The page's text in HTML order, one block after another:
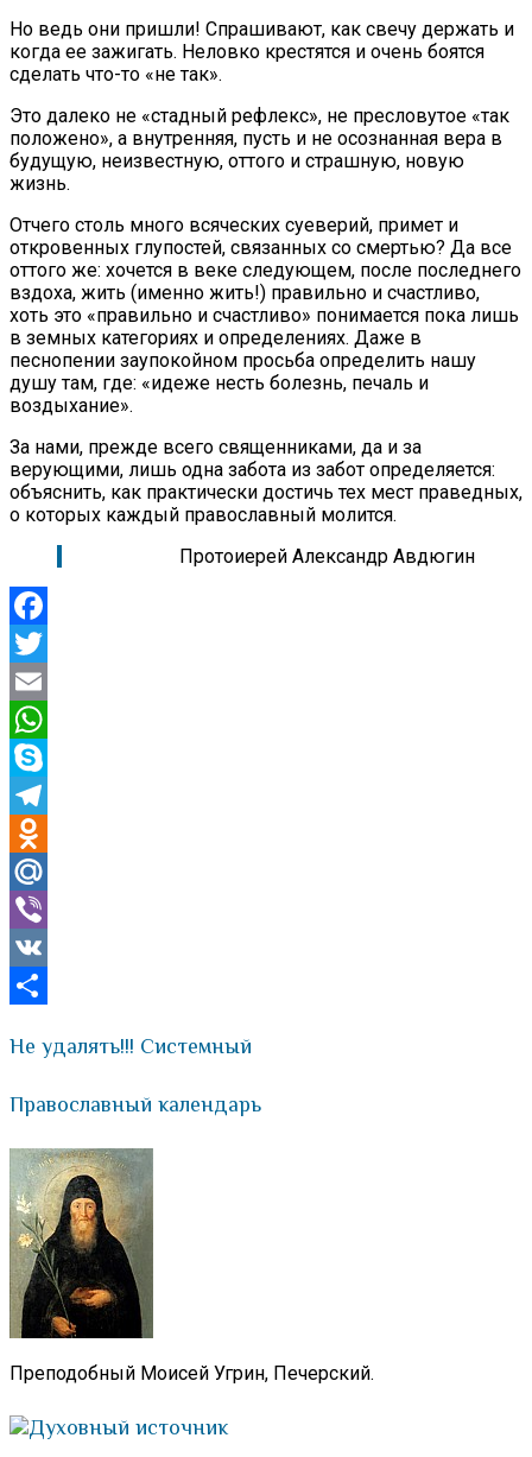
Но ведь они пришли! Спрашивают, как свечу держать и
когда ее зажигать. Неловко крестятся и очень боятся
сделать что-то «не так».
Это далеко не «стадный рефлекс», не пресловутое «так
положено», а внутренняя, пусть и не осознанная вера в
будущую, неизвестную, оттого и страшную, новую
жизнь.
Отчего столь много всяческих суеверий, примет и
откровенных глупостей, связанных со смертью? Да все
оттого же: хочется в веке следующем, после последнего
вздоха, жить (именно жить!) правильно и счастливо,
хоть это «правильно и счастливо» понимается пока лишь
в земных категориях и определениях. Даже в
песнопении заупокойном просьба определить нашу
душу там, где: «идеже несть болезнь, печаль и
воздыхание».
За нами, прежде всего священниками, да и за
верующими, лишь одна забота из забот определяется:
объяснить, как практически достичь тех мест праведных,
о которых каждый православный молится.
Протоиерей Александр Авдюгин
Facebook
Twitter
Email
WhatsApp
Skype
Telegram
Odnoklassniki
Mail.Ru
Viber
VK
Не удалять!!! Системный
Православный календарь
Преподобный Моисей Угрин, Печерский.
Духовный источник